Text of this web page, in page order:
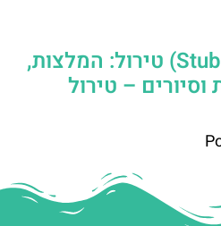
עמק שטובאי (Stubaital) טירול: המלצות,
– טירול